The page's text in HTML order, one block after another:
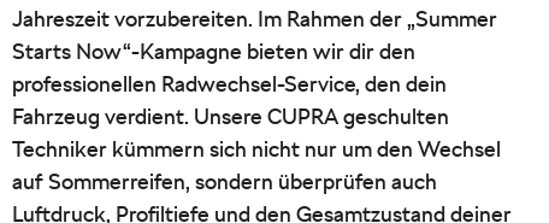
Jahreszeit vorzubereiten. Im Rahmen der „Summer
Starts Now“-Kampagne bieten wir dir den
professionellen Radwechsel-Service, den dein
Fahrzeug verdient. Unsere CUPRA geschulten
Techniker kümmern sich nicht nur um den Wechsel
auf Sommerreifen, sondern überprüfen auch
Luftdruck, Profiltiefe und den Gesamtzustand deiner